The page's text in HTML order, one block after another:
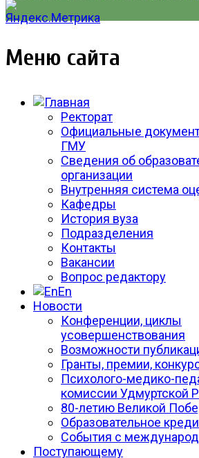
Меню сайта
Ректорат
Официальные
ГМУ
Сведения об
организации
Внутренняя система
Кафедры
История вуза
Подразделения
Контакты
Вакансии
Вопрос редактору
En
Новости
Конференции, циклы
усовершенствования
Возможности
Гранты, премии,
Психолого-медико-
комиссии Удмуртской
80-летию Великой
Образовательное
События с
Поступающему